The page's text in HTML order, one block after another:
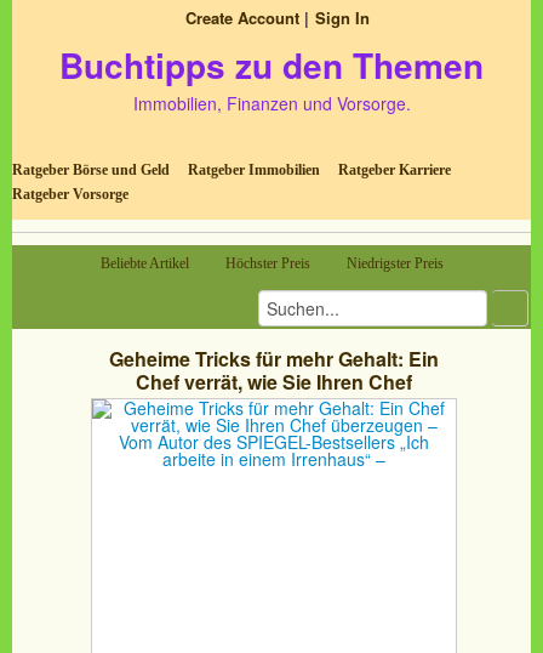
Create Account Sign In
Buchtipps zu den Themen
Immobilien, Finanzen und Vorsorge.
Ratgeber Börse und Geld Ratgeber Immobilien
Ratgeber Karriere
Ratgeber Vorsorge
Beliebte Artikel Höchster Preis Niedrigster Preis
Geheime Tricks für mehr Gehalt: Ein
Chef verrät, wie Sie Ihren Chef
überzeugen – Vom Autor des SPIEGEL-
Bestsellers „Ich arbeite in einem
Irrenhaus“ –